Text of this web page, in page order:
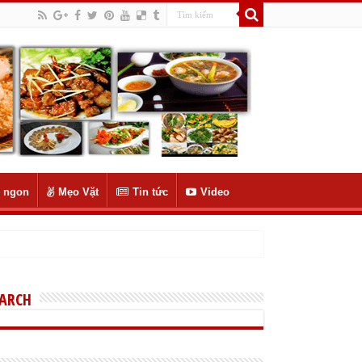
ngon Mẹo Vặt Tin tức Video